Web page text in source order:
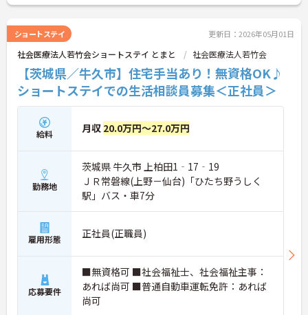
ショートステイ 更新日：2026年05月01日
社会医療法人若竹会ショートステイ とまと 社会医療法人若竹会
【茨城県／牛久市】住宅手当あり！無資格OK♪
ショートステイでの生活相談員募集＜正社員＞
給料 月収 20.0万円～27.0万円
勤務地
茨城県 牛久市 上柏田1‐17‐19
ＪＲ常磐線(上野－仙台)「ひたち野うしく
駅」バス・車7分
雇用形態 正社員(正職員)
応募要件
■無資格可 ■社会福祉士、社会福祉主事：
あれば尚可 ■普通自動車運転免許：あれば
尚可